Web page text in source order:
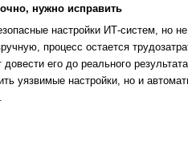
нужно исправить
настройки ИТ-систем, но
процесс остается
его до реального
уязвимые настройки, но и